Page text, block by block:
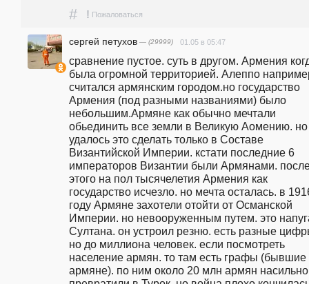
# ! Пожаловаться
сергей петухов — (29999) 01.05 в 05:47
сравнение пустое. суть в другом. Армения
была огромной территорией. Алеппо
считался армянским городом.но государство
Армения (под разными названиями) было
небольшим.Армяне как обычно мечтали
обьединить все земли в Великую Аомению. но
удалось это сделать только в Составе
Византийской Империи. кстати последние 6
императоров Византии были Армянами.
этого на пол тысячелетия Армения как
государство исчезло. но мечта осталась. в
году Армяне захотели отойти от Османской
Империи. но невооруженным путем. это
Султана. он устроил резню. есть разные
но до миллиона человек. если посмотреть
население армян. то там есть графы (бывшие
армяне). по ним около 20 млн армян насильно